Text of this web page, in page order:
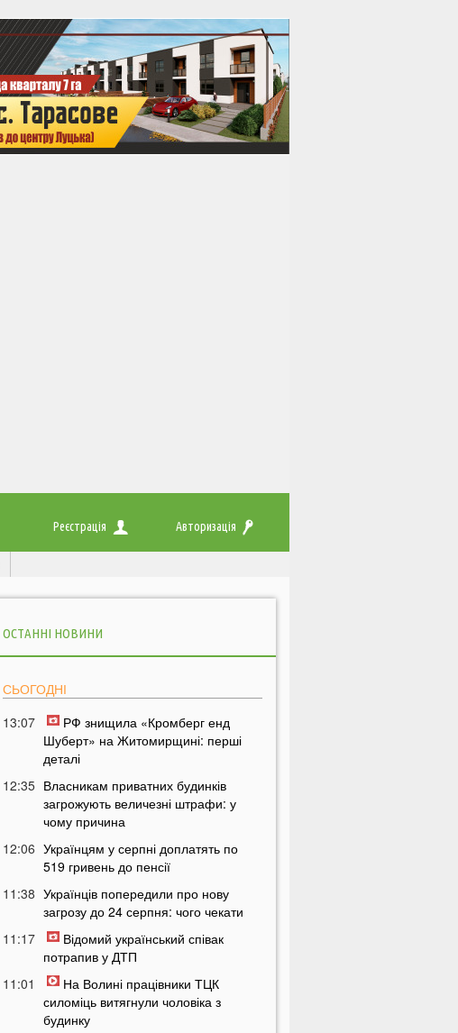
Реєстрація Авторизація
ОСТАННІ НОВИНИ
СЬОГОДНІ
13:07
РФ знищила «Кромберг енд
Шуберт» на Житомирщині: перші
деталі
12:35 Власникам приватних будинків
загрожують величезні штрафи: у
чому причина
12:06 Українцям у серпні доплатять по
519 гривень до пенсії
11:38 Українців попередили про нову
загрозу до 24 серпня: чого чекати
11:17
Відомий український співак
потрапив у ДТП
11:01
На Волині працівники ТЦК
силоміць витягнули чоловіка з
будинку